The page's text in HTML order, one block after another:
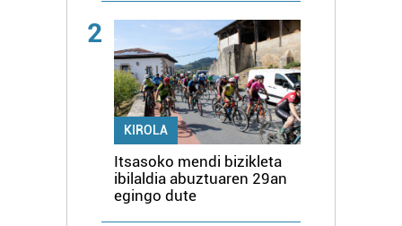
2
KIROLA
Itsasoko mendi bizikleta
ibilaldia abuztuaren 29an
egingo dute